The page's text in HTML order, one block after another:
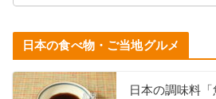
日本の食べ物・ご当地グルメ
日本の調味料「